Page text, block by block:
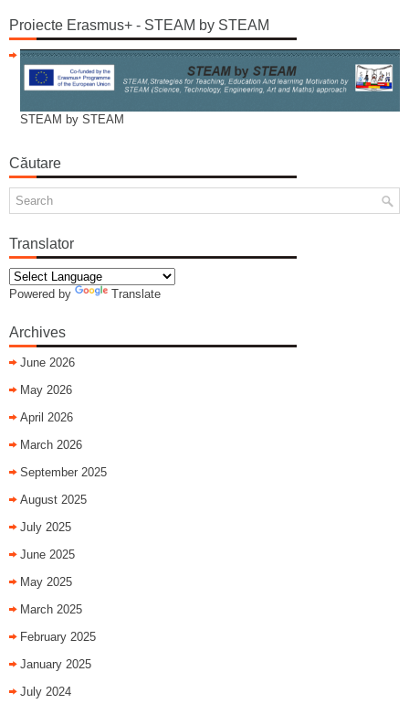
Proiecte Erasmus+ - STEAM by STEAM
STEAM by STEAM
Căutare
Translator
Powered by Translate
Archives
June 2026
May 2026
April 2026
March 2026
September 2025
August 2025
July 2025
June 2025
May 2025
March 2025
February 2025
January 2025
July 2024